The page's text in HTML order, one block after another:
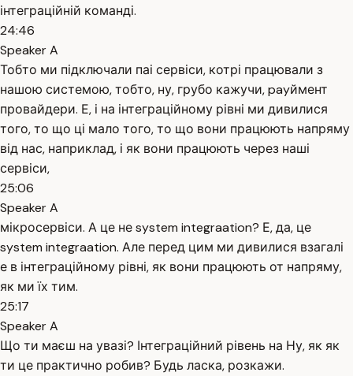
інтеграційній команді.
24:46
Speaker A
Тобто ми підключали паі сервіси, котрі працювали з
нашою системою, тобто, ну, грубо кажучи, payймент
провайдери. Е, і на інтеграційному рівні ми дивилися
того, то що ці мало того, то що вони працюють напряму
від нас, наприклад, і як вони працюють через наші
сервіси,
25:06
Speaker A
мікросервіси. А це не system integraation? Е, да, це
system integraation. Але перед цим ми дивилися взагалі
е в інтеграційному рівні, як вони працюють от напряму,
як ми їх тим.
25:17
Speaker A
Що ти маєш на увазі? Інтеграційний рівень на Ну, як як
ти це практично робив? Будь ласка, розкажи.